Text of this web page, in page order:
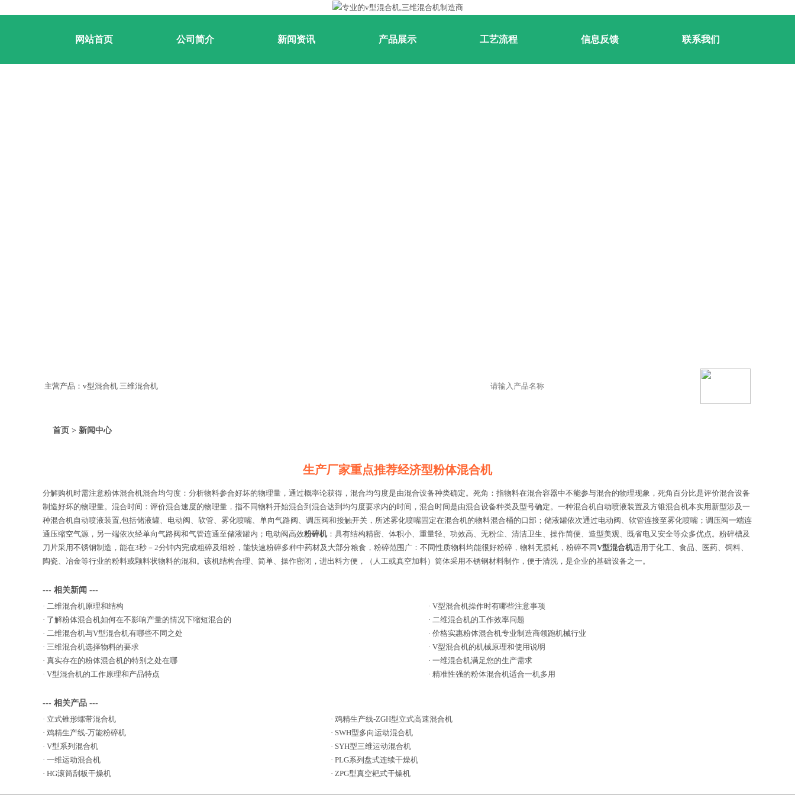
网站首页 公司简介 新闻资讯 产品展示 工艺流程 信息反馈 联系我们
主营产品：v型混合机 三维混合机
首页 > 新闻中心
生产厂家重点推荐经济型粉体混合机
分解购机时需注意粉体混合机混合均匀度：分析物料参合好坏的物理量，通过概率论获得，混合均匀度是由混合设备种类确定。死角：指物料在混合容器中不能参与混合的物理现象，死角百分比是评价混合设备
制造好坏的物理量。混合时间：评价混合速度的物理量，指不同物料开始混合到混合达到均匀度要求内的时间，混合时间是由混合设备种类及型号确定。一种混合机自动喷液装置及方锥混合机本实用新型涉及一
种混合机自动喷液装置,包括储液罐、电动阀、软管、雾化喷嘴、单向气路阀、调压阀和接触开关，所述雾化喷嘴固定在混合机的物料混合桶的口部；储液罐依次通过电动阀、软管连接至雾化喷嘴；调压阀一端连
通压缩空气源，另一端依次经单向气路阀和气管连通至储液罐内；电动阀高效粉碎机：具有结构精密、体积小、重量轻、功效高、无粉尘、清洁卫生、操作简便、造型美观、既省电又安全等众多优点。粉碎槽及
刀片采用不锈钢制造，能在3秒－2分钟内完成粗碎及细粉，能快速粉碎多种中药材及大部分粮食，粉碎范围广：不同性质物料均能很好粉碎，物料无损耗，粉碎不同V型混合机适用于化工、食品、医药、饲料、
陶瓷、冶金等行业的粉料或颗料状物料的混和。该机结构合理、简单、操作密闭，进出料方便，（人工或真空加料）筒体采用不锈钢材料制作，便于清洗，是企业的基础设备之一。
--- 相关新闻 ---
· 二维混合机原理和结构 · V型混合机操作时有哪些注意事项
· 了解粉体混合机如何在不影响产量的情况下缩短混合的 · 二维混合机的工作效率问题
· 二维混合机与V型混合机有哪些不同之处 · 价格实惠粉体混合机专业制造商领跑机械行业
· 三维混合机选择物料的要求 · V型混合机的机械原理和使用说明
· 真实存在的粉体混合机的特别之处在哪 · 一维混合机满足您的生产需求
· V型混合机的工作原理和产品特点 · 精准性强的粉体混合机适合一机多用
--- 相关产品 ---
· 立式锥形螺带混合机 · 鸡精生产线-ZGH型立式高速混合机
· 鸡精生产线-万能粉碎机 · SWH型多向运动混合机
· V型系列混合机 · SYH型三维运动混合机
· 一维运动混合机 · PLG系列盘式连续干燥机
· HG滚筒刮板干燥机 · ZPG型真空耙式干燥机